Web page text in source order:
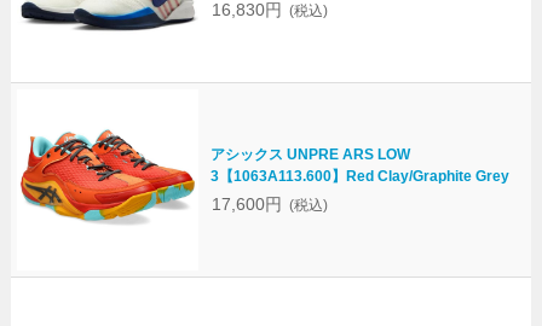
16,830円 (税込)
アシックス UNPRE ARS LOW
3【1063A113.600】Red Clay/Graphite Grey
17,600円 (税込)